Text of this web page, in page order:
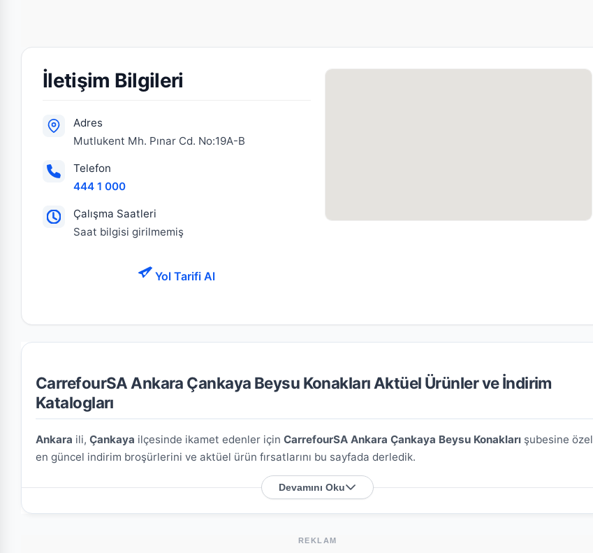
İletişim Bilgileri
Adres
Mutlukent Mh. Pınar Cd. No:19A-B
Telefon
444 1 000
Çalışma Saatleri
Saat bilgisi girilmemiş
Yol Tarifi Al
CarrefourSA Ankara Çankaya Beysu Konakları Aktüel Ürünler ve İndirim
Katalogları
Ankara ili, Çankaya ilçesinde ikamet edenler için CarrefourSA Ankara Çankaya Beysu Konakları şubesine özel
en güncel indirim broşürlerini ve aktüel ürün fırsatlarını bu sayfada derledik.
CarrefourSA Ankara Çankaya Beysu Konakları Nerede?
Mağazamızın açık adresi şöyledir:Mutlukent Mh. Pınar Cd. No:19A-B. Harita üzerindeki konumu kullanarak
Devamını Oku
REKLAM